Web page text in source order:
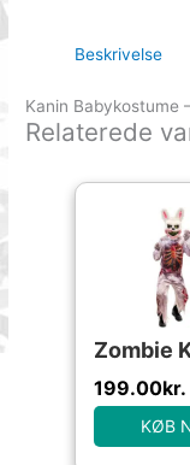
Beskrivelse
Kanin Babykostume
Relaterede
199.00kr.
KØB